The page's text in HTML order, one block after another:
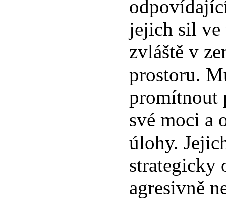
jejich sil ve
zvláště v
prostoru.
promítnout
své moci a
úlohy.
strategicky
agresivně